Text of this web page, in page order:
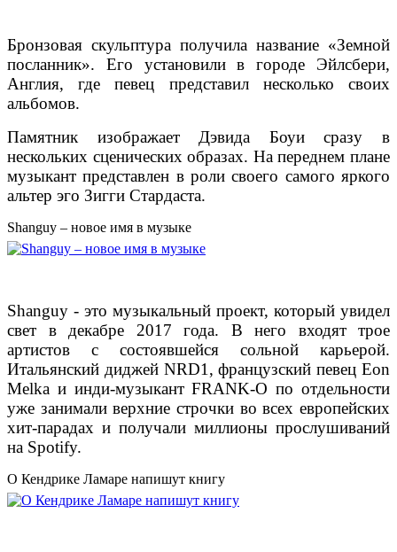
Бронзовая скульптура получила название «Земной
посланник». Его установили в городе Эйлсбери,
Англия, где певец представил несколько своих
альбомов.
Памятник изображает Дэвида Боуи сразу в
нескольких сценических образах. На переднем плане
музыкант представлен в роли своего самого яркого
альтер эго Зигги Стардаста.
Shanguy – новое имя в музыке
Shanguy - это музыкальный проект, который увидел
свет в декабре 2017 года. В него входят трое
артистов с состоявшейся сольной карьерой.
Итальянский диджей NRD1, французский певец Eon
Melka и инди-музыкант FRANK-O по отдельности
уже занимали верхние строчки во всех европейских
хит-парадах и получали миллионы прослушиваний
на Spotify.
О Кендрике Ламаре напишут книгу